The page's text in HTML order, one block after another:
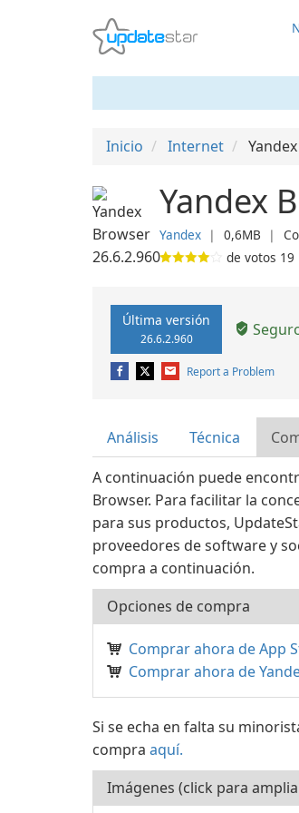
Inicio Internet
Yandex
Yandex ❘ 0,6MB ❘
de votos 19
Última versión
26.6.2.960
Report a Problem
Análisis Técnica
A continuación puede
Browser. Para facilitar la
para sus productos,
proveedores de software y
compra a continuación.
Opciones de compra
Comprar ahora de App
Comprar ahora de
Si se echa en falta su
compra aquí.
Imágenes (click para